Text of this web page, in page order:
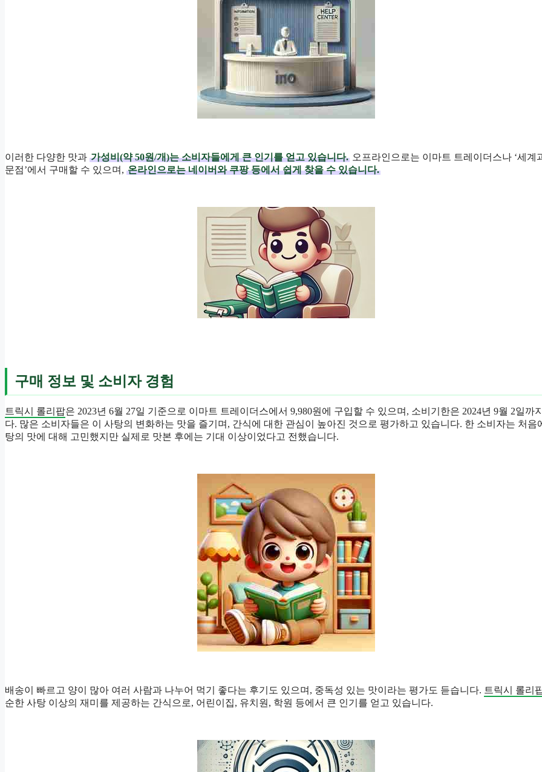
이러한 다양한 맛과 가성비(약 50원/개)는 소비자들에게 큰 인기를 얻고 있습니다. 오프라인으로는 이마트 트레이더스나 ‘세계
문점’에서 구매할 수 있으며, 온라인으로는 네이버와 쿠팡 등에서 쉽게 찾을 수 있습니다.
구매 정보 및 소비자 경험
트릭시 롤리팝은 2023년 6월 27일 기준으로 이마트 트레이더스에서 9,980원에 구입할 수 있으며, 소비기한은 2024년 9월 2일까
다. 많은 소비자들은 이 사탕의 변화하는 맛을 즐기며, 간식에 대한 관심이 높아진 것으로 평가하고 있습니다. 한 소비자는 처음
탕의 맛에 대해 고민했지만 실제로 맛본 후에는 기대 이상이었다고 전했습니다.
배송이 빠르고 양이 많아 여러 사람과 나누어 먹기 좋다는 후기도 있으며, 중독성 있는 맛이라는 평가도 듣습니다. 트릭시 롤리
순한 사탕 이상의 재미를 제공하는 간식으로, 어린이집, 유치원, 학원 등에서 큰 인기를 얻고 있습니다.